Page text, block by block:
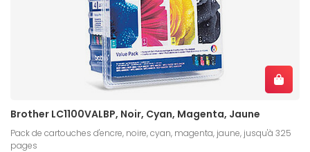
Brother LC1100VALBP, Noir, Cyan, Magenta, Jaune
Pack de cartouches d'encre, noire, cyan, magenta, jaune, jusqu'à 325
pages